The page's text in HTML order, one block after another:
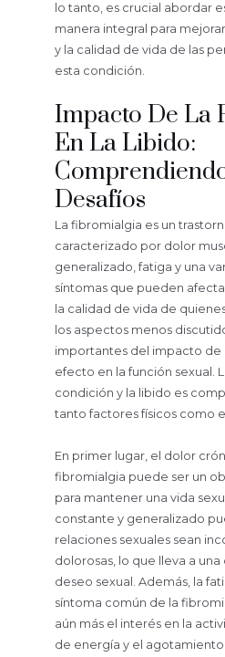
lo tanto, es crucial abordar
manera integral para
y la calidad de vida de las
esta condición.
Impacto De La
En La Libido:
Desafíos
La fibromialgia es un
caracterizado por dolor
generalizado, fatiga y una
síntomas que pueden
la calidad de vida de
los aspectos menos
importantes del impacto de
efecto en la función sexual.
condición y la libido es
tanto factores físicos como
En primer lugar, el dolor
fibromialgia puede ser un
para mantener una vida
constante y generalizado
relaciones sexuales sean
dolorosas, lo que lleva a
deseo sexual. Además, la
síntoma común de la
aún más el interés en la
de energía y el